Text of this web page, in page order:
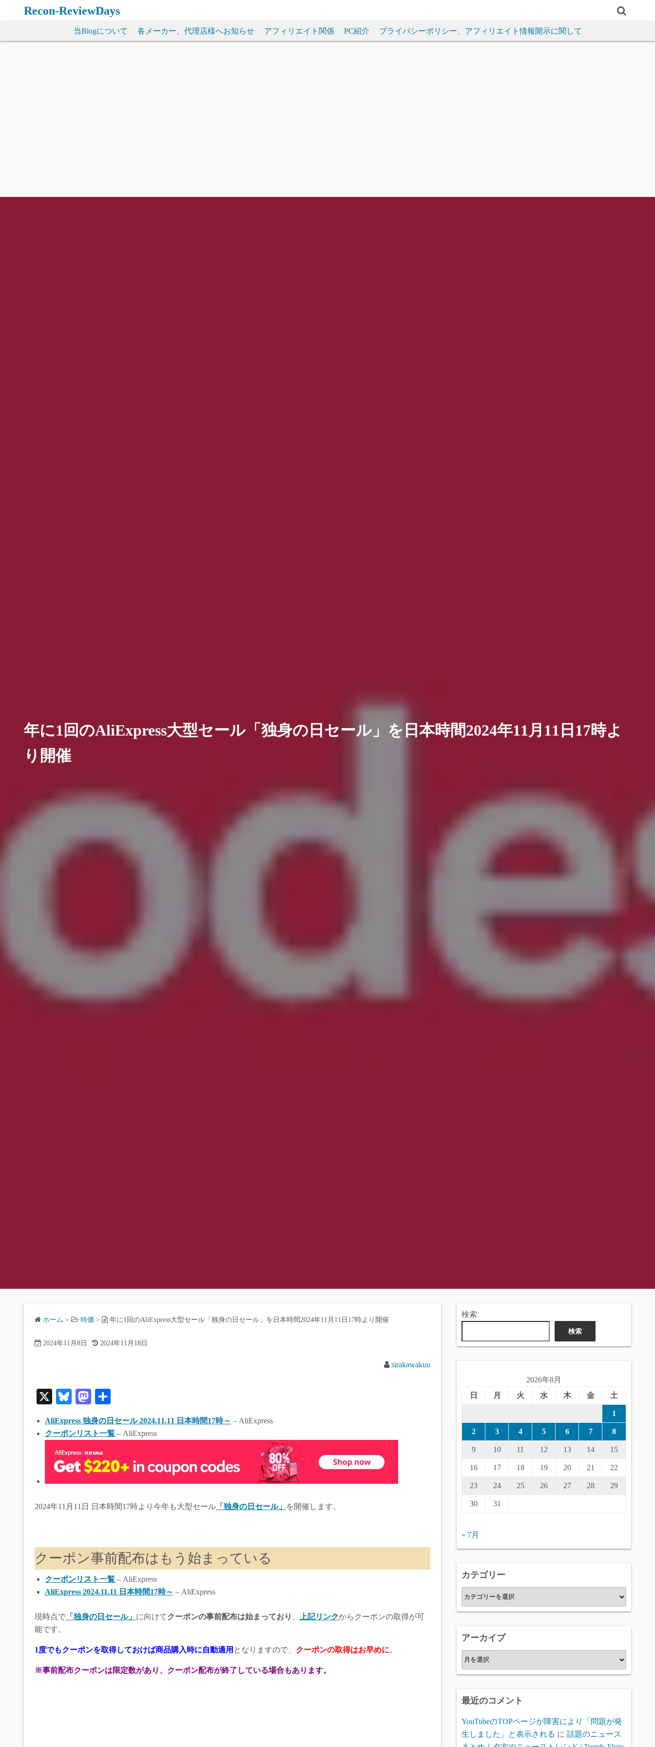
ン
Recon-ReviewDays
当Blogについて 各メーカー、代理店様へお知らせ アフィリエイト関係 PC紹介 プライバシーポリシー、アフィリエイト情報開示に関して
年に1回のAliExpress大型セール「独身の日セール」を日本時間2024年11月11日17時よ
り開催
ホーム > 特価 > 年に1回のAliExpress大型セール「独身の日セール」を日本時間2024年11月11日17時より開催
2024年11月8日 2024年11月18日
sirakawakuu
X
Bl
sk
y
M
as
to
do
n
AliExpress 独身の日セール 2024.11.11 日本時間17時～ – AliExpress
クーポンリスト一覧– AliExpress
2024年11月11日 日本時間17時より今年も大型セール 「独身の日セール」 を開催します。
クーポン事前配布はもう始まっている
クーポンリスト一覧– AliExpress
AliExpress 2024.11.11 日本時間17時～ – AliExpress
現時点で 「独身の日セール」 に向けてクーポンの事前配布は始まっており 上記リンクからクーポンの取得が可
能です。
1度でもクーポンを取得しておけば商品購入時に自動適用 となりますので、 クーポンの取得はお早めに。
※事前配布クーポンは限定数があり、クーポン配布が終了している場合もあります。
検索
検索
2026年8月
日
月 火 水 木 金 土
1
2 3 4 5 6 7 8
9 10 11 12 13 14 15
16 17 18 19 20 21 22
23 24 25 26 27 28 29
30 31
« 7月
カテゴリー
カ
テ
ー
アーカイブ
ア
ー
ブ
最近のコメント
YouTubeのTOPページが障害により「問題が発
生しました」と表示される に 話題のニュース